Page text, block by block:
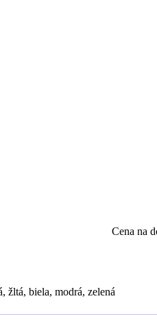
Cena na
žltá, biela, modrá, zelená